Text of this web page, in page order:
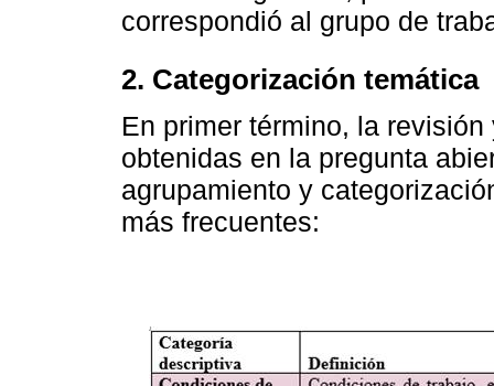
correspondió al grupo de
2. Categorización temática
En primer término, la
obtenidas en la pregunta
agrupamiento y
más frecuentes: